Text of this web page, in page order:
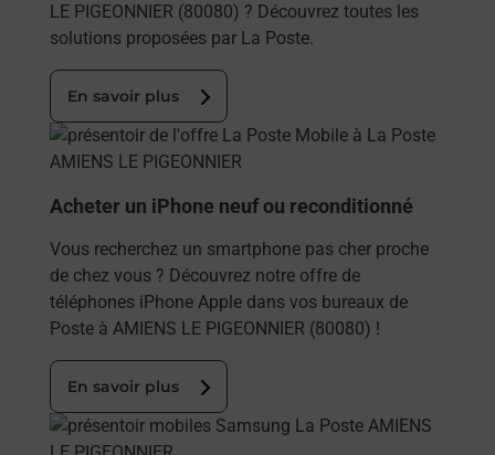
LE PIGEONNIER (80080) ? Découvrez toutes les
solutions proposées par La Poste.
En savoir plus
En savoir plus
Acheter un iPhone neuf ou reconditionné
Vous recherchez un smartphone pas cher proche
de chez vous ? Découvrez notre offre de
téléphones iPhone Apple dans vos bureaux de
Poste à AMIENS LE PIGEONNIER (80080) !
En savoir plus
En savoir plus